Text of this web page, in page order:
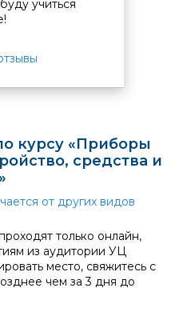
учиться
курсу «Приборы
средства и
от других видов
только онлайн,
из аудитории УЦ
место, свяжитесь с
чем за 3 дня до